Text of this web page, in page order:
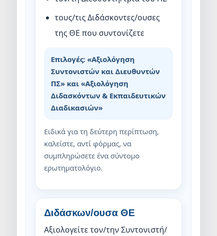
τους/τις Διδάσκοντες/ουσες
της ΘΕ που συντονίζετε
Επιλογές: «Αξιολόγηση
Συντονιστών και Διευθυντών
ΠΣ» και «Αξιολόγηση
Διδασκόντων & Εκπαιδευτικών
Διαδικασιών»
Ειδικά για τη δεύτερη περίπτωση,
καλείστε, αντί φόρμας, να
συμπληρώσετε ένα σύντομο
ερωτηματολόγιο.
Διδάσκων/ουσα ΘΕ
Αξιολογείτε τον/την Συντονιστή/